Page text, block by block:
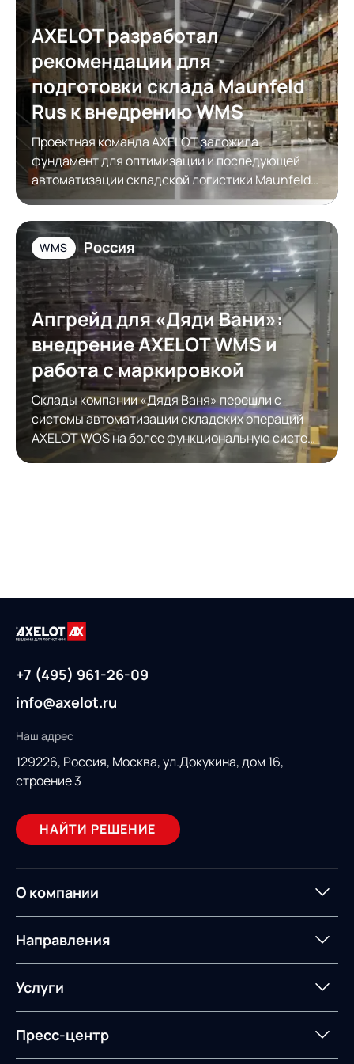
AXELOT разработал
рекомендации для
подготовки склада Maunfeld
Rus к внедрению WMS
Проектная команда AXELOT заложила
фундамент для оптимизации и последующей
автоматизации складской логистики Maunfeld
Rus
WMS Россия
Апгрейд для «Дяди Вани»:
внедрение AXELOT WMS и
работа с маркировкой
Склады компании «Дядя Ваня» перешли с
системы автоматизации складских операций
AXELOT WOS на более функциональную систему
автоматизации складской логистики AXELOT
+7 (495) 961-26-09
info@axelot.ru
Наш адрес
129226, Россия, Москва, ул.Докукина, дом 16,
строение 3
НАЙТИ РЕШЕНИЕ
О компании
О компании
ИТ-аккредитация
Импортозамещение
Направления
Управление цепями
поставок
Управление складами
Услуги
Логистический
консалтинг
Пресс-центр